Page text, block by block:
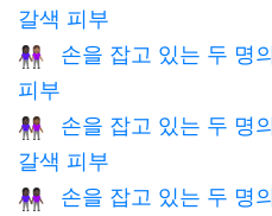
갈색 피부
👩🏿‍🤝‍👩🏽
손을 잡고 있는 두 명
피부
👩🏿‍🤝‍👩🏾
손을 잡고 있는 두 명
갈색 피부
👭🏿 손을 잡고 있는 두 명